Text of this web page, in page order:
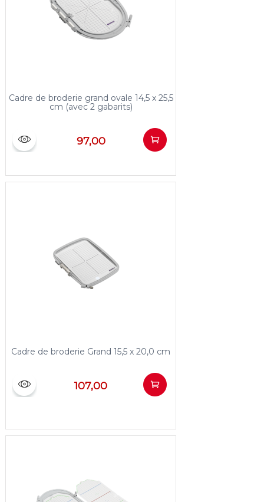
Cadre de broderie grand ovale 14,5 x 25,5
cm (avec 2 gabarits)
97,00
Cadre de broderie Grand 15,5 x 20,0 cm
107,00